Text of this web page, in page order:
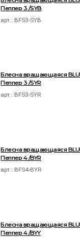
Пеппер 3 /SYB
арт.: BFS3-SYB
Блесна вращающаяся
Пеппер 3 /SYR
арт.: BFS3-SYR
Блесна вращающаяся
Пеппер 4 /BYR
арт.: BFS4-BYR
Блесна вращающаяся
Пеппер 4 /BYY